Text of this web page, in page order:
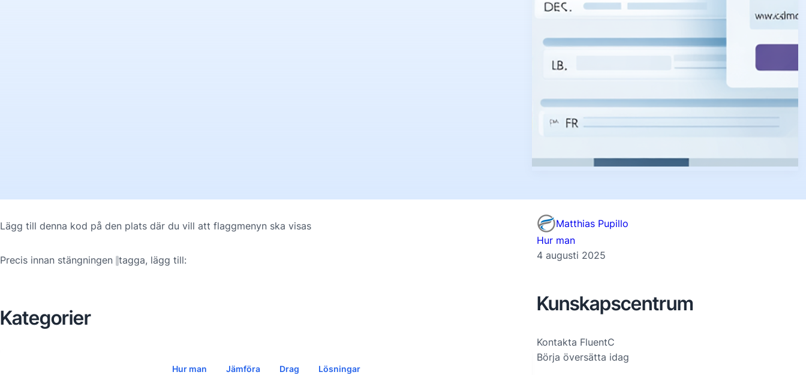
Lägg till denna kod på den plats där du vill att flaggmenyn ska visas
Precis innan stängningen tagga, lägg till:
Kategorier
Hur man Jämföra Drag Lösningar
Matthias Pupillo
Hur man
4 augusti 2025
Kunskapscentrum
Kontakta FluentC
Börja översätta idag